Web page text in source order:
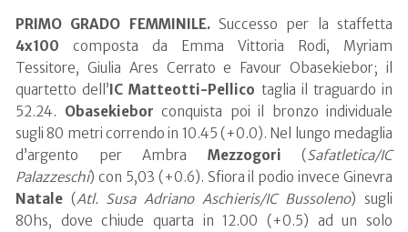
PRIMO GRADO FEMMINILE.Successo per la staffetta
4x100 composta da Emma Vittoria Rodi, Myriam
Tessitore, Giulia Ares Cerrato e Favour Obasekiebor; il
quartetto dell’IC Matteotti-Pellico taglia il traguardo in
52.24. Obasekiebor conquista poi il bronzo individuale
sugli 80 metri correndo in 10.45 (+0.0). Nel lungo medaglia
d’argento per Ambra Mezzogori (Safatletica/IC
Palazzeschi) con 5,03 (+0.6). Sfiora il podio invece Ginevra
Natale (Atl. Susa Adriano Aschieris/IC Bussoleno) sugli
80hs, dove chiude quarta in 12.00 (+0.5) ad un solo